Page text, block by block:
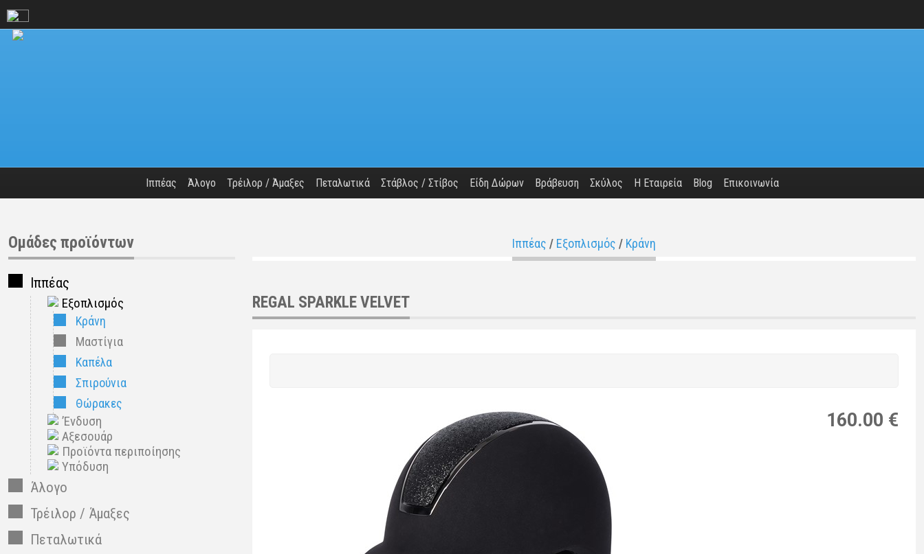
Ιππέας Άλογο Τρέιλορ / Άμαξες Πεταλωτικά Στάβλος / Στίβος Είδη Δώρων Βράβευση Σκύλος Η Εταιρεία Blog Επικοινωνία
Ιππέας / Εξοπλισμός / Κράνη
REGAL SPARKLE VELVET
160.00 €
Ομάδες προϊόντων
Ιππέας
Εξοπλισμός
Κράνη
Μαστίγια
Καπέλα
Σπιρούνια
Θώρακες
’Ενδυση
Αξεσουάρ
Προϊόντα περιποίησης
Υπόδυση
Άλογο
Τρέιλορ / Άμαξες
Πεταλωτικά